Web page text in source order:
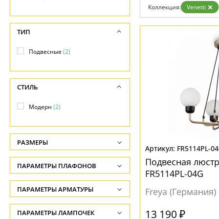
Контакты
Коллекция: Venetti
FR5114PL-
Подвесная
FR5114PL-04G
Freya (Германия)
13 190 ₽
ТИП
Подвесные(2)
СТИЛЬ
Модерн (2)
РАЗМЕРЫ
Высота, см
-
Длина подвеса, см
-
ПАРАМЕТРЫ ПЛАФОНОВ
ФОРМА ПЛАФОНА
Шар(2)
ПАРАМЕТРЫ АРМАТУРЫ
ЦВЕТ АРМАТУРЫ
ПАРАМЕТРЫ ЛАМПОЧЕК